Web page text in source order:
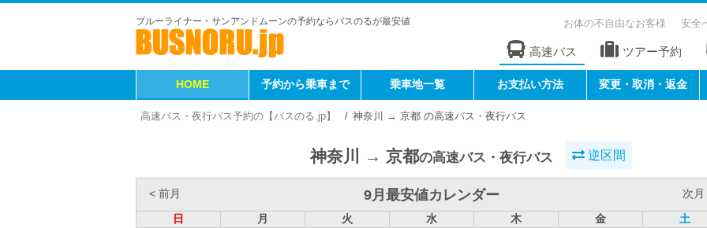
ブルーライナー・サンアンドムーンの予約ならバスのるが最安値 お体の不自由なお客様 安全
高速バス ツアー予約
HOME 予約から乗車まで 乗車地一覧 お支払い方法 変更・取消・返金
高速バス・夜行バス予約の【バスのる.jp】 神奈川 → 京都 の高速バス・夜行バス
神奈川 → 京都の高速バス・夜行バス 逆区間
< 前月 9月最安値カレンダー
次月
日
月 火 水 木 金
土